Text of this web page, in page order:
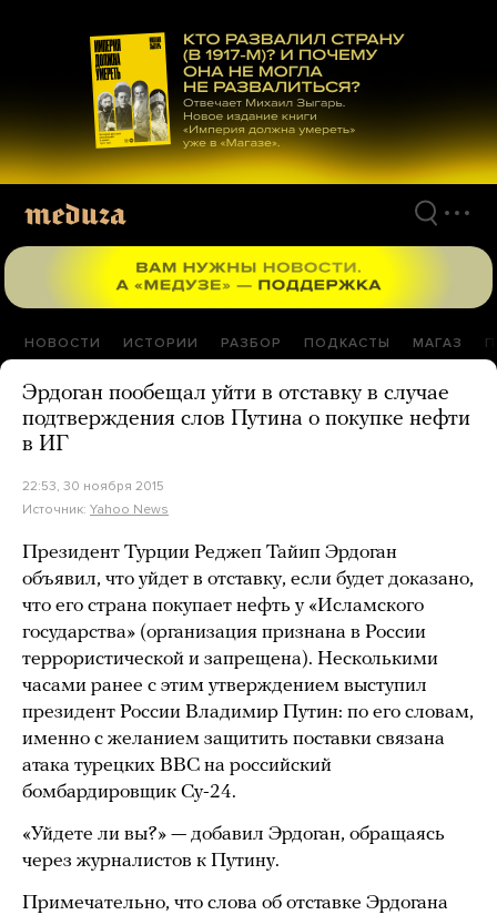
материалам
НОВОСТИ ИСТОРИИ РАЗБОР ПОДКАСТЫ МАГАЗ
Эрдоган пообещал уйти в отставку в случае
подтверждения слов Путина о покупке нефти
в ИГ
22:53, 30 ноября 2015
Источник: Yahoo News
Президент Турции Реджеп Тайип Эрдоган
объявил, что уйдет в отставку, если будет доказано,
что его страна покупает нефть у «Исламского
государства» (организация признана в России
террористической и запрещена). Несколькими
часами ранее с этим утверждением выступил
президент России Владимир Путин: по его словам,
именно с желанием защитить поставки связана
атака турецких ВВС на российский
бомбардировщик Су-24.
«Уйдете ли вы?» — добавил Эрдоган, обращаясь
через журналистов к Путину.
Примечательно, что слова об отставке Эрдогана